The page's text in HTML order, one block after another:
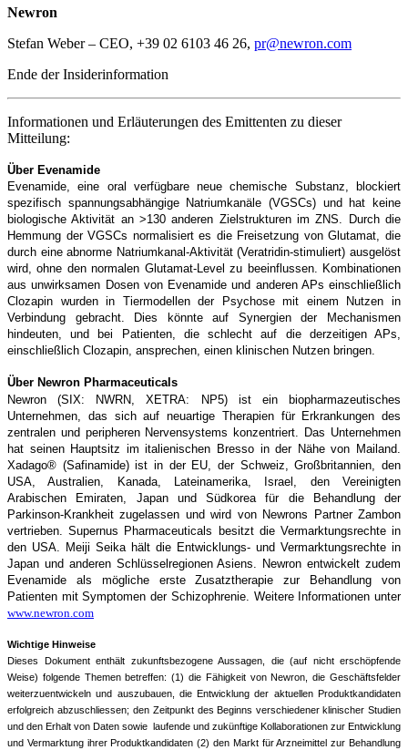
Newron
Stefan Weber – CEO, +39 02 6103 46 26, pr@newron.com
Ende der Insiderinformation
Informationen und Erläuterungen des Emittenten zu dieser
Mitteilung:
Über Evenamide
Evenamide, eine oral verfügbare neue chemische Substanz, blockiert
spezifisch spannungsabhängige Natriumkanäle (VGSCs) und hat keine
biologische Aktivität an >130 anderen Zielstrukturen im ZNS. Durch die
Hemmung der VGSCs normalisiert es die Freisetzung von Glutamat, die
durch eine abnorme Natriumkanal-Aktivität (Veratridin-stimuliert) ausgelöst
wird, ohne den normalen Glutamat-Level zu beeinflussen. Kombinationen
aus unwirksamen Dosen von Evenamide und anderen APs einschließlich
Clozapin wurden in Tiermodellen der Psychose mit einem Nutzen in
Verbindung gebracht. Dies könnte auf Synergien der Mechanismen
hindeuten, und bei Patienten, die schlecht auf die derzeitigen APs,
einschließlich Clozapin, ansprechen, einen klinischen Nutzen bringen.
Über Newron Pharmaceuticals
Newron(SIX: NWRN, XETRA: NP5)ist ein biopharmazeutisches
Unternehmen, das sich auf neuartige Therapien für Erkrankungen des
zentralen und peripheren Nervensystems konzentriert. Das Unternehmen
hat seinen Hauptsitz im italienischen Bresso in der Nähe von Mailand.
Xadago® (Safinamide) ist in der EU, der Schweiz, Großbritannien, den
USA, Australien, Kanada, Lateinamerika, Israel, den Vereinigten
Arabischen Emiraten, Japan und Südkorea für die Behandlung der
Parkinson-Krankheit zugelassen und wird von Newrons Partner Zambon
vertrieben. Supernus Pharmaceuticals besitzt die Vermarktungsrechte in
den USA. Meiji Seika hält die Entwicklungs- und Vermarktungsrechte in
Japan und anderen Schlüsselregionen Asiens. Newron entwickelt zudem
Evenamide als mögliche erste Zusatztherapie zur Behandlung von
Patienten mit Symptomen der Schizophrenie. Weitere Informationen unter
www.newron.com
Wichtige Hinweise
Dieses Dokument enthält zukunftsbezogene Aussagen, die (auf nicht erschöpfende
Weise) folgende Themen betreffen: (1) die Fähigkeit von Newron, die Geschäftsfelder
weiterzuentwickeln und auszubauen, die Entwicklung der aktuellen Produktkandidaten
erfolgreich abzuschliessen; den Zeitpunkt des Beginns verschiedener klinischer Studien
und den Erhalt von Daten sowie laufende und zukünftige Kollaborationen zur Entwicklung
und Vermarktung ihrer Produktkandidaten (2) den Markt für Arzneimittel zur Behandlung